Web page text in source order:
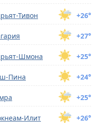
+26°
Тивон
+27°
+25°
Шмона
+24°
Пина
+25°
+26°
Илит